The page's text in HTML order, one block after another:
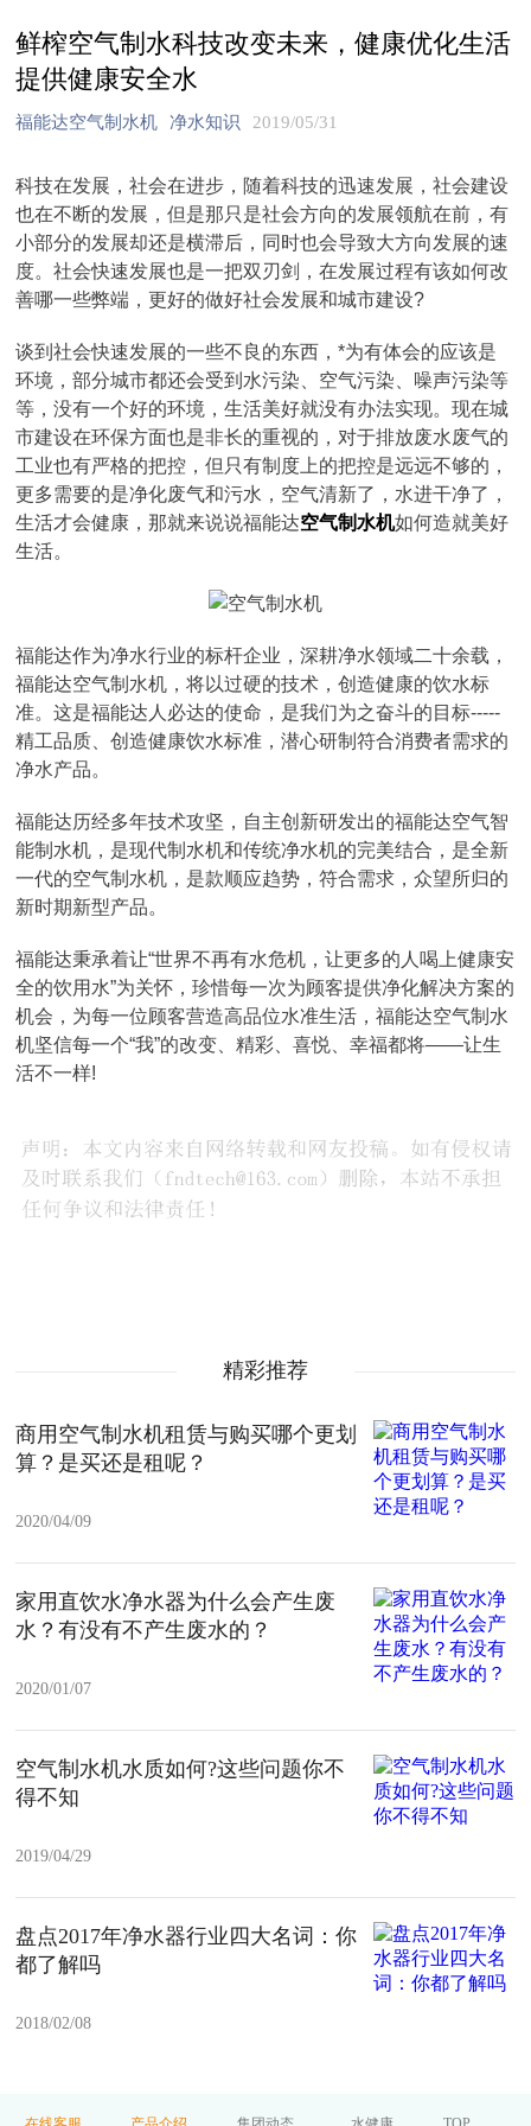
鲜榨空气制水科技改变未来，健康优化生活
提供健康安全水
福能达空气制水机 净水知识 2019/05/31
科技在发展，社会在进步，随着科技的迅速发展，社会建设
也在不断的发展，但是那只是社会方向的发展领航在前，有
小部分的发展却还是横滞后，同时也会导致大方向发展的速
度。社会快速发展也是一把双刃剑，在发展过程有该如何改
善哪一些弊端，更好的做好社会发展和城市建设?
谈到社会快速发展的一些不良的东西，*为有体会的应该是
环境，部分城市都还会受到水污染、空气污染、噪声污染等
等，没有一个好的环境，生活美好就没有办法实现。现在城
市建设在环保方面也是非长的重视的，对于排放废水废气的
工业也有严格的把控，但只有制度上的把控是远远不够的，
更多需要的是净化废气和污水，空气清新了，水进干净了，
生活才会健康，那就来说说福能达空气制水机如何造就美好
生活。
福能达作为净水行业的标杆企业，深耕净水领域二十余载，
福能达空气制水机，将以过硬的技术，创造健康的饮水标
准。这是福能达人必达的使命，是我们为之奋斗的目标-----
精工品质、创造健康饮水标准，潜心研制符合消费者需求的
净水产品。
福能达历经多年技术攻坚，自主创新研发出的福能达空气智
能制水机，是现代制水机和传统净水机的完美结合，是全新
一代的空气制水机，是款顺应趋势，符合需求，众望所归的
新时期新型产品。
福能达秉承着让“世界不再有水危机，让更多的人喝上健康安
全的饮用水”为关怀，珍惜每一次为顾客提供净化解决方案的
机会，为每一位顾客营造高品位水准生活，福能达空气制水
机坚信每一个“我”的改变、精彩、喜悦、幸福都将——让生
活不一样!
精彩推荐
商用空气制水机租赁与购买哪个更划
算？是买还是租呢？
2020/04/09
家用直饮水净水器为什么会产生废
水？有没有不产生废水的？
2020/01/07
空气制水机水质如何?这些问题你不
得不知
2019/04/29
盘点2017年净水器行业四大名词：你
都了解吗
2018/02/08